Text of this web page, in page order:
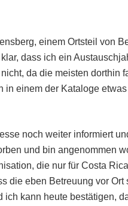
einem Ortsteil von
dass ich ein
da die meisten dorthin
einem der Kataloge
noch weiter informiert
und bin angenommen
die nur für Costa
die eben Betreuung vor
kann heute bestätigen,